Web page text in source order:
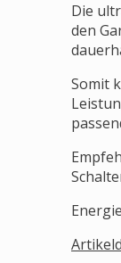
Die
den
Somit